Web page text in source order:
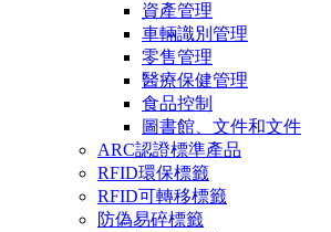
資產管理
車輛識別管理
零售管理
醫療保健管理
食品控制
圖書館、文件和文件
ARC認證標準產品
RFID環保標籤
RFID可轉移標籤
防偽易碎標籤